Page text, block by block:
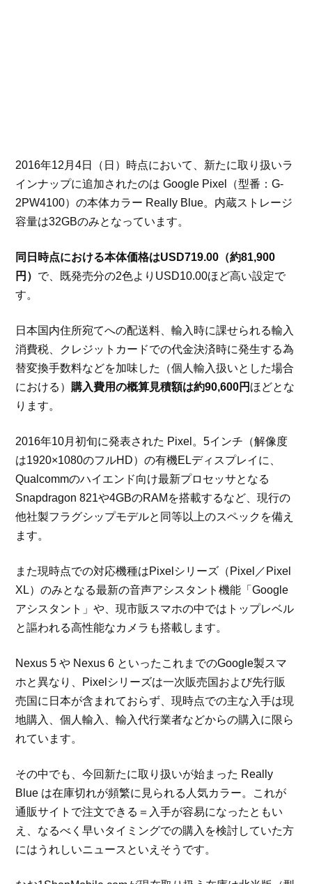
2016年12月4日（日）時点において、新たに取り扱いラ
インナップに追加されたのは Google Pixel（型番：G-
2PW4100）の本体カラー Really Blue。内蔵ストレージ
容量は32GBのみとなっています。
同日時点における本体価格はUSD719.00（約81,900
円） で、既発売分の2色よりUSD10.00ほど高い設定で
す。
日本国内住所宛てへの配送料、輸入時に課せられる輸入
消費税、クレジットカードでの代金決済時に発生する為
替変換手数料などを加味した（個人輸入扱いとした場合
における） 購入費用の概算見積額は約90,600円 ほどとな
ります。
2016年10月初旬に発表された Pixel。5インチ（解像度
は1920×1080のフルHD）の有機ELディスプレイに、
Qualcommのハイエンド向け最新プロセッサとなる
Snapdragon 821や4GBのRAMを搭載するなど、現行の
他社製フラグシップモデルと同等以上のスペックを備え
ます。
また現時点での対応機種はPixelシリーズ（Pixel／Pixel
XL）のみとなる最新の音声アシスタント機能「Google
アシスタント」や、現市販スマホの中ではトップレベル
と謳われる高性能なカメラも搭載します。
Nexus 5 や Nexus 6 といったこれまでのGoogle製スマ
ホと異なり、Pixelシリーズは一次販売国および先行販
売国に日本が含まれておらず、現時点での主な入手は現
地購入、個人輸入、輸入代行業者などからの購入に限ら
れています。
その中でも、今回新たに取り扱いが始まった Really
Blue は在庫切れが頻繁に見られる人気カラー。これが
通販サイトで注文できる＝入手が容易になったともい
え、なるべく早いタイミングでの購入を検討していた方
にはうれしいニュースといえそうです。